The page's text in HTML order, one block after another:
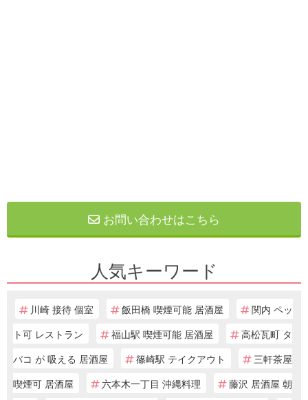
お問い合わせはこちら
人気キーワード
川崎 接待 個室 飯田橋 喫煙可能 居酒屋
関内 ペッ
ト可 レストラン
福山駅 喫煙可能 居酒屋
高松瓦町 タ
バコ が 吸える 居酒屋
篠崎駅 テイクアウト
三軒茶屋
喫煙可 居酒屋
六本木一丁目 沖縄料理
藤沢 居酒屋 朝